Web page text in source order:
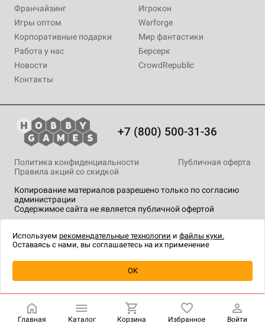
Уведомить о наличии
Франчайзинг
Игры оптом
Корпоративные подарки
Работа у нас
Новости
Контакты
Игрокон
Warforge
Мир фантастики
Берсерк
CrowdRepublic
+7 (800) 500-31-36
Копирование материалов разрешено только по согласию
администрации
Содержимое сайта не является публичной офертой
Политика конфиденциальности
Публичная оферта
Правила акций со скидкой
технологии.
Главная Каталог Корзина Избранное Войти
Используем рекомендательные технологии и файлы куки.
Оставаясь с нами, вы соглашаетесь на их применение
OK